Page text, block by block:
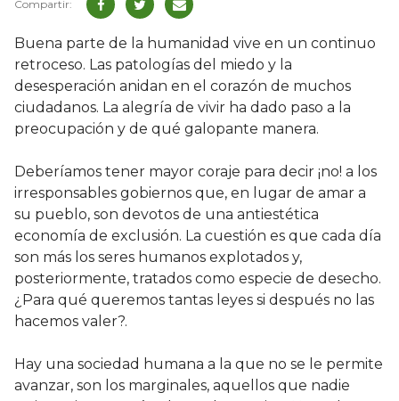
Buena parte de la humanidad vive en un continuo
retroceso. Las patologías del miedo y la
desesperación anidan en el corazón de muchos
ciudadanos. La alegría de vivir ha dado paso a la
preocupación y de qué galopante manera.
Deberíamos tener mayor coraje para decir ¡no! a los
irresponsables gobiernos que, en lugar de amar a
su pueblo, son devotos de una antiestética
economía de exclusión. La cuestión es que cada día
son más los seres humanos explotados y,
posteriormente, tratados como especie de desecho.
¿Para qué queremos tantas leyes si después no las
hacemos valer?.
Hay una sociedad humana a la que no se le permite
avanzar, son los marginales, aquellos que nadie